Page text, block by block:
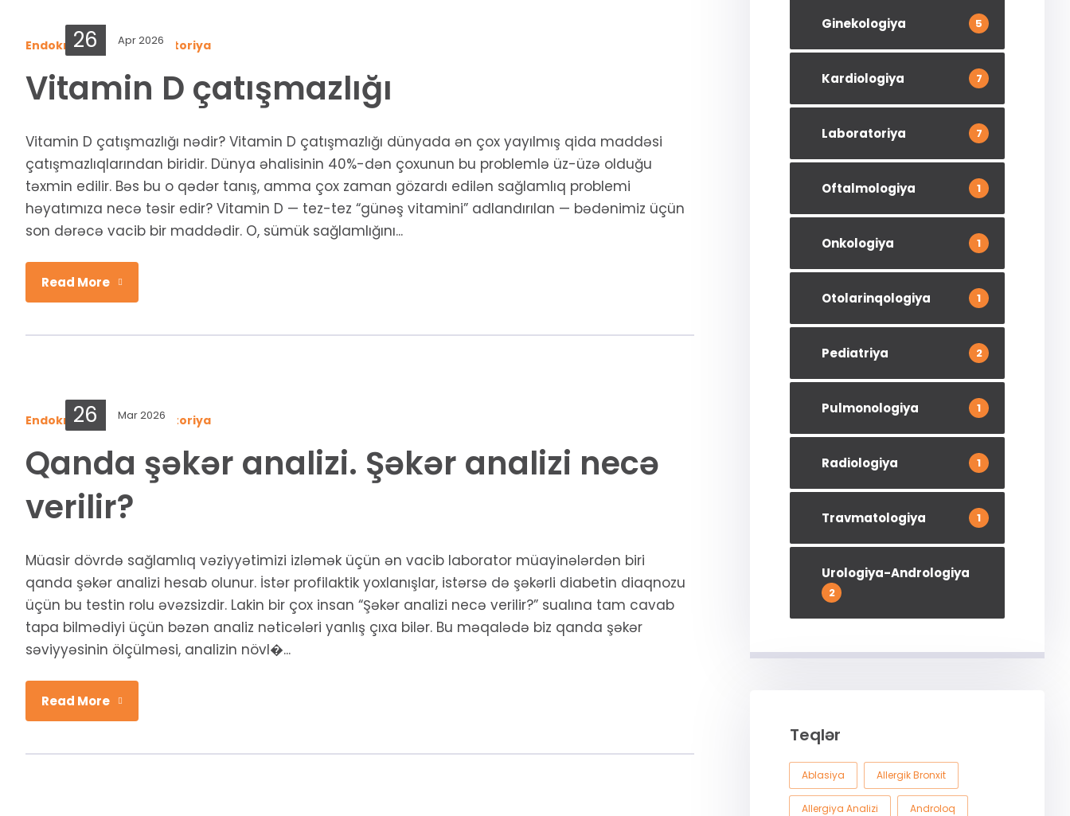
26 Apr 2026
Endokrinologiya,Laboratoriya
Vitamin D çatışmazlığı
Vitamin D çatışmazlığı nədir? Vitamin D çatışmazlığı dünyada ən çox yayılmış qida maddəsi
çatışmazlıqlarından biridir. Dünya əhalisinin 40%-dən çoxunun bu problemlə üz-üzə olduğu
təxmin edilir. Bəs bu o qədər tanış, amma çox zaman gözardı edilən sağlamlıq problemi
həyatımıza necə təsir edir? Vitamin D — tez-tez “günəş vitamini” adlandırılan — bədənimiz üçün
son dərəcə vacib bir maddədir. O, sümük sağlamlığını...
Read More
26 Mar 2026
Endokrinologiya,Laboratoriya
Qanda şəkər analizi. Şəkər analizi necə
verilir?
Müasir dövrdə sağlamlıq vəziyyətimizi izləmək üçün ən vacib laborator müayinələrdən biri
qanda şəkər analizi hesab olunur. İstər profilaktik yoxlanışlar, istərsə də şəkərli diabetin diaqnozu
üçün bu testin rolu əvəzsizdir. Lakin bir çox insan “Şəkər analizi necə verilir?” sualına tam cavab
tapa bilmədiyi üçün bəzən analiz nəticələri yanlış çıxa bilər. Bu məqalədə biz qanda şəkər
səviyyəsinin ölçülməsi, analizin növl�...
Read More
Ginekologiya 5
Kardiologiya 7
Laboratoriya 7
Oftalmologiya 1
Onkologiya 1
Otolarinqologiya 1
Pediatriya 2
Pulmonologiya 1
Radiologiya 1
Travmatologiya 1
Urologiya-Andrologiya
2
Teqlər
Ablasiya Allergik Bronxit
Allergiya Analizi Androloq